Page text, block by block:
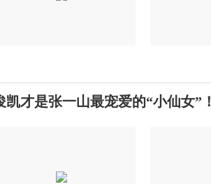
才是张一山最宠爱的“小仙女”！